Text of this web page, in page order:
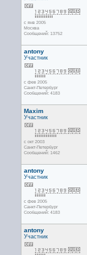
с янв 2005
Москва
Сообщений: 13752
antony
Участник
с фев 2005
Санкт-Петербург
Сообщений: 4183
Maxim
Участник
с окт 2003
Санкт-Петербург
Сообщений: 1462
antony
Участник
с фев 2005
Санкт-Петербург
Сообщений: 4183
antony
Участник